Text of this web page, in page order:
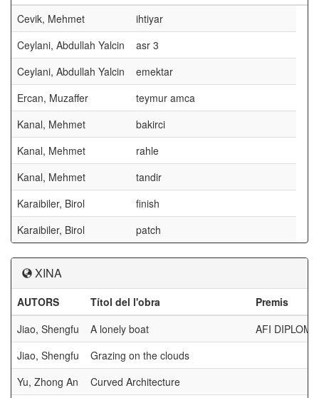
Cevik, Mehmet
ihtiyar
Ceylani, Abdullah Yalcin
asr 3
Ceylani, Abdullah Yalcin
emektar
Ercan, Muzaffer
teymur amca
Kanal, Mehmet
bakirci
Kanal, Mehmet
rahle
Kanal, Mehmet
tandir
Karaibiler, Birol
finish
Karaibiler, Birol
patch
XINA
AUTORS Títol del l'obra
Premis
Jiao, Shengfu
A lonely boat
AFI
Jiao, Shengfu
Grazing on the clouds
Yu, Zhong An
Curved Architecture